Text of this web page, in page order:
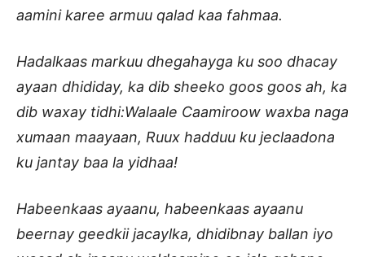
aamini karee armuu qalad kaa fahmaa.
Hadalkaas markuu dhegahayga ku soo dhacay
ayaan dhididay, ka dib sheeko goos goos ah, ka
dib waxay tidhi:Walaale Caamiroow waxba naga
xumaan maayaan, Ruux hadduu ku jeclaadona
ku jantay baa la yidhaa!
Habeenkaas ayaanu, habeenkaas ayaanu
beernay geedkii jacaylka, dhidibnay ballan iyo